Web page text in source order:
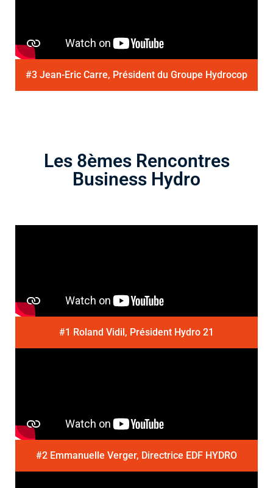
#3 Jean-Eric Carre, Président du Groupe Hydrocop
Les 8èmes Rencontres
Business Hydro
#1 Roland Vidil, Président Hydro 21
#2 Emmanuelle Verger, Directrice EDF HYDRO